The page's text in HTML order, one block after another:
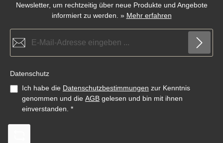
Newsletter, um rechtzeitig über neue Produkte und Angebote
informiert zu werden. » Mehr erfahren
Datenschutz
Ich habe die Datenschutzbestimmungen zur Kenntnis
genommen und die AGB gelesen und bin mit ihnen
einverstanden. *